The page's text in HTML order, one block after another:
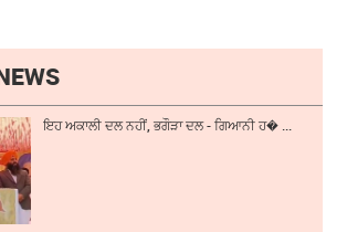
ਇਹ ਅਕਾਲੀ ਦਲ ਨਹੀਂ, ਭਗੌੜਾ ਦਲ - ਗਿਆਨੀ ਹ� ...